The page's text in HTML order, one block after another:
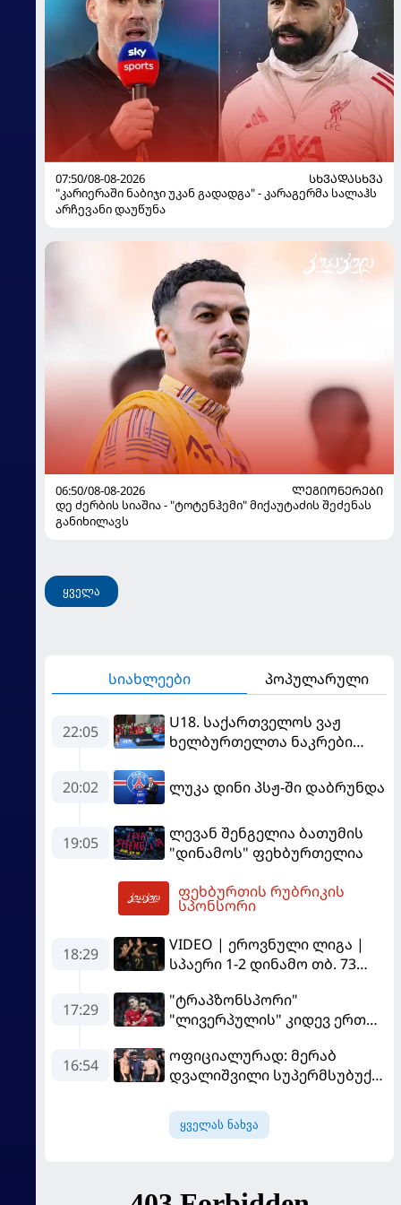
07:50/08-08-2026
ᲡᲮᲕᲐᲓᲐᲡᲮᲕᲐ
"კარიერაში ნაბიჯი უკან გადადგა" - კარაგერმა სალაჰს
არჩევანი დაუწუნა
06:50/08-08-2026
ᲚᲔᲒᲘᲝᲜᲔᲠᲔᲑᲘ
დე ძერბის სიაშია - "ტოტენჰემი" მიქაუტაძის შეძენას
განიხილავს
ყველა
სიახლეები პოპულარული
22:05
U18. საქართველოს ვაჟ
ხელბურთელთა ნაკრები
დაწინაურდა
20:02 ლუკა დინი პსჟ-ში დაბრუნდა
19:05
ლევან შენგელია ბათუმის
"დინამოს" ფეხბურთელია
ფეხბურთის რუბრიკის
სპონსორი
18:29
VIDEO | ეროვნული ლიგა |
სპაერი 1-2 დინამო თბ. 73
დაამთავრა...
17:29
"ტრაპზონსპორი"
"ლივერპულის" კიდევ ერთ
16:54
ოფიციალურად: მერაბ
დვალიშვილი სუპერმსუბუქი
იანს დაუპირისპირდება
ყველას ნახვა